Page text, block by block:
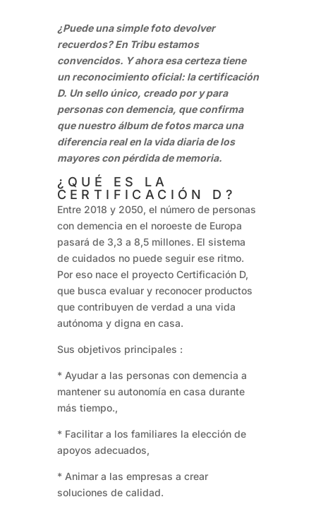
¿Puede una simple foto devolver
recuerdos? En Tribu estamos
convencidos. Y ahora esa certeza tiene
un reconocimiento oficial: la certificación
D. Un sello único, creado por y para
personas con demencia, que confirma
que nuestro álbum de fotos marca una
diferencia real en la vida diaria de los
mayores con pérdida de memoria.
¿QUÉ ES LA
CERTIFICACIÓN D?
Entre 2018 y 2050, el número de personas
con demencia en el noroeste de Europa
pasará de 3,3 a 8,5 millones. El sistema
de cuidados no puede seguir ese ritmo.
Por eso nace el proyecto Certificación D,
que busca evaluar y reconocer productos
que contribuyen de verdad a una vida
autónoma y digna en casa.
Sus objetivos principales :
* Ayudar a las personas con demencia a
mantener su autonomía en casa durante
más tiempo.,
* Facilitar a los familiares la elección de
apoyos adecuados,
* Animar a las empresas a crear
soluciones de calidad.